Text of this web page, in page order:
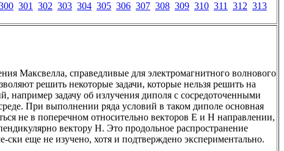
301 302 303 304 305 306 307 308 309 310 311 312 313
Максвелла, справедливые для электромагнитного волнового
решить некоторые задачи, которые нельзя решить на
например задачу об излучения диполя с сосредоточенными
При выполнении ряда условий в таком диполе основная
не в поперечном относительно векторов Е и Н направлении,
вектору Н. Это продольное распространение
ски еще не изучено, хотя и подтверждено экспериментально.